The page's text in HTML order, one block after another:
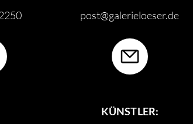
post@galerieloeser.de
KÜNSTLER: